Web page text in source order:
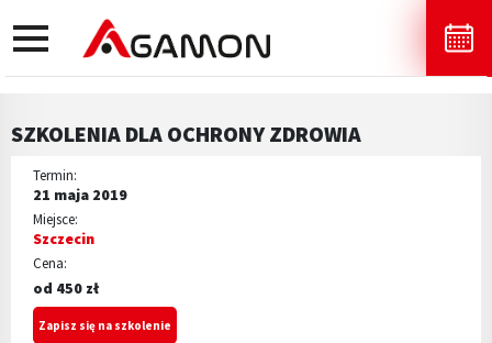
toggle
navigation
SZKOLENIA DLA OCHRONY ZDROWIA
Termin:
21 maja 2019
Miejsce:
Szczecin
Cena:
od 450 zł
Zapisz się na szkolenie